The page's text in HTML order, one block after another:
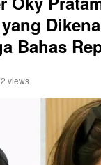
Bahas
views